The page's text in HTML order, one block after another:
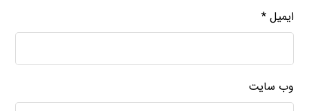
ایمیل*
وب‌ سایت